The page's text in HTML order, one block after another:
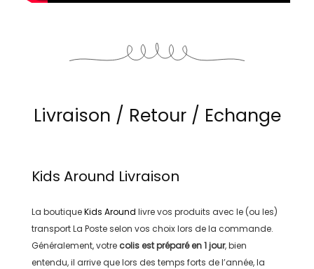
Livraison / Retour / Echange
Kids Around Livraison
La boutiqueKids Around livre vos produits avec le (ou les)
transportLa Posteselon vos choix lors de la commande.
Généralement, votre colis est préparé en1 jour, bien
entendu, il arrive que lors des temps forts de l’année, la